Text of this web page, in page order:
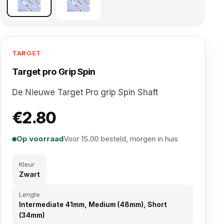
TARGET
Target pro Grip Spin
De Nieuwe Target Pro grip Spin Shaft
€2.80
Op voorraadVoor 15.00 besteld, morgen in huis
Kleur
Zwart
Lengte
Intermediate 41mm, Medium (48mm), Short
(34mm)